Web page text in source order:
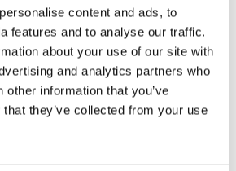
content and ads, to
features and to analyse our traffic.
about your use of our site with
and analytics partners who
other information that you’ve
they’ve collected from your use
Artikelnr 3649 Tillverkare
Klarna